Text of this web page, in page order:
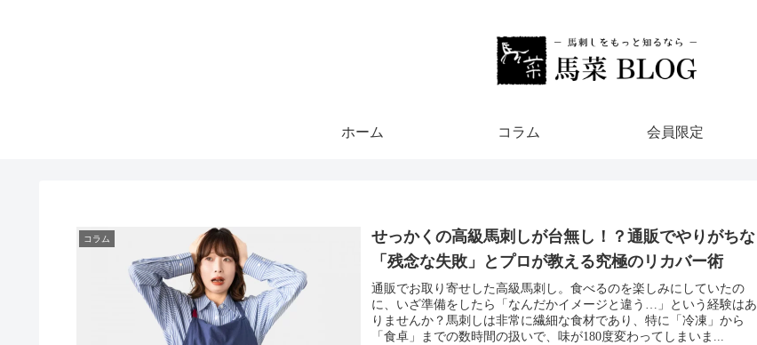
ホーム コラム 会員限定
コラム
せっかくの高級馬刺しが台無し！？通販でやりがちな
「残念な失敗」とプロが教える究極のリカバー術
通販でお取り寄せした高級馬刺し。食べるのを楽しみにしていたの
に、いざ準備をしたら「なんだかイメージと違う…」という経験はあ
りませんか？馬刺しは非常に繊細な食材であり、特に「冷凍」から
「食卓」までの数時間の扱いで、味が180度変わってしまいま...